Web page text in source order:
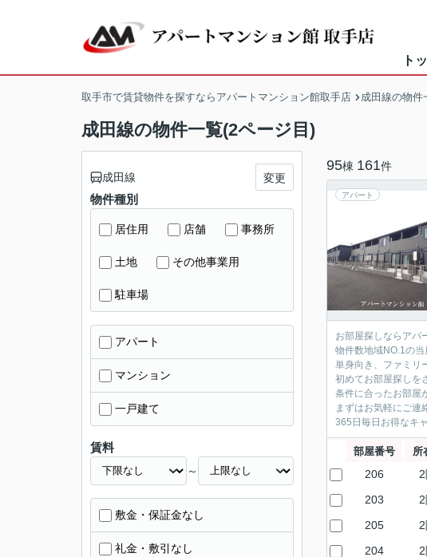
ト
取手市で賃貸物件を探すならアパートマンション館取手店 成田線の物件
成田線の物件一覧(2ページ目)
95棟 161件
アパート
お部屋探しならアパ
物件数地域NO.1の
単身向き、ファミリ
初めてお部屋探しを
条件に合ったお部屋
まずはお気軽にご連
365日毎日お得なキ
部屋番号 所
206
203
205
204
成田線 変更
物件種別
居住用 店舗 事務所
土地 その他事業用
駐車場
アパート
マンション
一戸建て
賃料
～
敷金・保証金なし
礼金・敷引なし